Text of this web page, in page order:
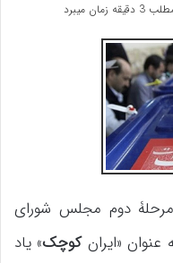
میبرد
مرحلۀ دوم مجلس شورای
عنوان «ایرانکوچک» یاد